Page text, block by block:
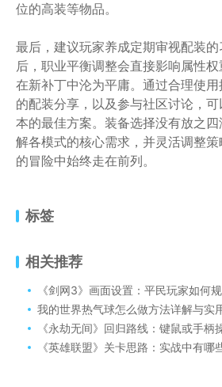
位的高装等物品。
最后，建议玩家养成定期审视配装
后，职业平衡调整会直接影响属性
在新补丁中沦为平庸。通过合理使
的配装分享，以及参与社区讨论，
本的最佳方案。装备选择没有放之
解各模式的核心需求，并灵活调整
的冒险中始终走在前列。
标签
相关推荐
《剑网3》画面设置：平民玩家如何
我的世界热气球怎么做方法详解与实
《永劫无间》回归路线：键鼠或手柄
《英雄联盟》关卡思路：实战中有哪